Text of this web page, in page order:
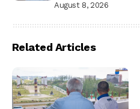
August 8, 2026
Related Articles